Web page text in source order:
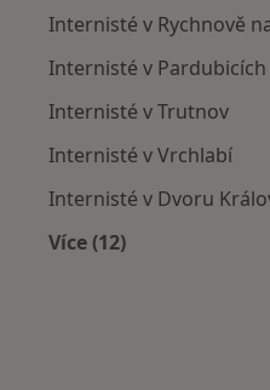
Internisté v Rychnově
Internisté v Pardubicích
Internisté v Trutnov
Internisté v Vrchlabí
Internisté v Dvoru
Více (12)